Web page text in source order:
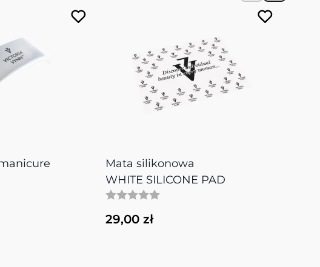
Mata silikonowa
WHITE SILICONE PAD
29,00 zł